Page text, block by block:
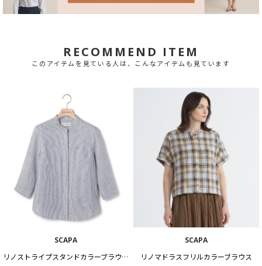
RECOMMEND ITEM
このアイテムを見ている人は、こんなアイテムも見ています
SCAPA
リノストライプスタンドカラーブラウス
SCAPA
リノマドラスフリルカラーブラウス